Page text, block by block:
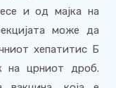
и од мајка на
може да
хепатитис Б
црниот дроб.